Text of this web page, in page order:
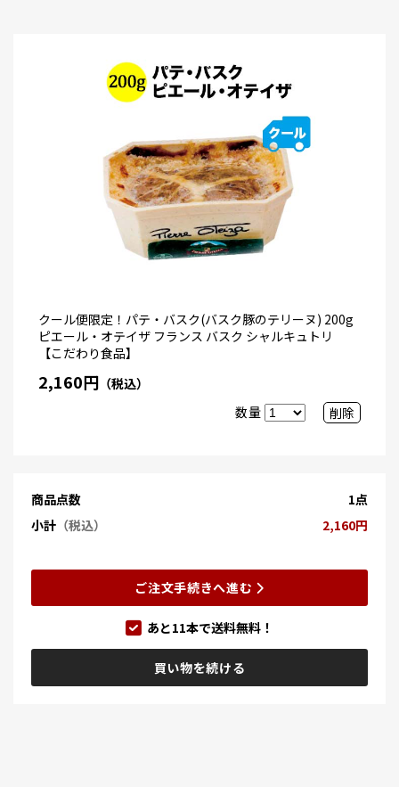
クール便限定！パテ・バスク(バスク豚のテリーヌ) 200g
ピエール・オテイザ フランス バスク シャルキュトリ
【こだわり食品】
2,160円 （税込）
数量
削除
商品点数
1点
小計 （税込） 2,160円
ご注文手続きへ進む
あと11本で送料無料！
買い物を続ける